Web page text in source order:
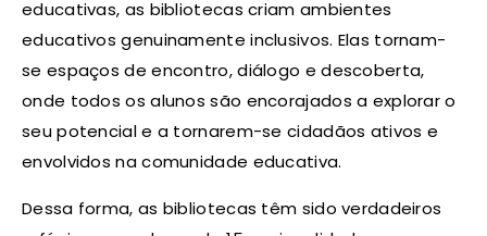
educativas, as bibliotecas criam ambientes
educativos genuinamente inclusivos. Elas tornam-
se espaços de encontro, diálogo e descoberta,
onde todos os alunos são encorajados a explorar o
seu potencial e a tornarem-se cidadãos ativos e
envolvidos na comunidade educativa.
Dessa forma, as bibliotecas têm sido verdadeiros